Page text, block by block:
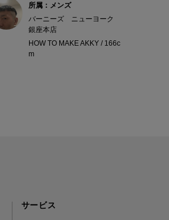
所属：メンズ
バーニーズ ニューヨーク
銀座本店
HOW TO MAKE AKKY / 166c
m
サービス